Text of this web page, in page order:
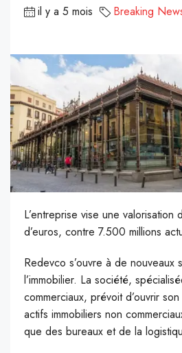
il y a 5 mois Breaking
L’entreprise vise une valorisation
d’euros, contre 7.500 millions
Redevco s’ouvre à de nouveaux
l’immobilier. La société,
commerciaux, prévoit d’ouvrir
actifs immobiliers non
que des bureaux et de la